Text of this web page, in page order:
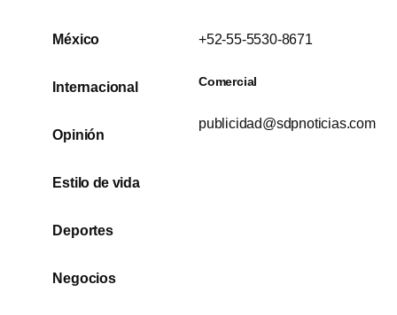
México
Internacional
Opinión
Estilo de vida
Deportes
Negocios
+52-55-5530-8671
Comercial
publicidad@sdpnoticias.com